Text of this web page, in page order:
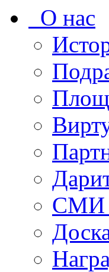
О нас
СМИ